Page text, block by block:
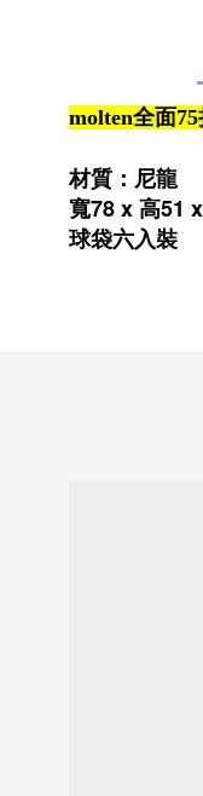
molten全面
材質：尼龍
寬78 x 高51
球袋六入裝